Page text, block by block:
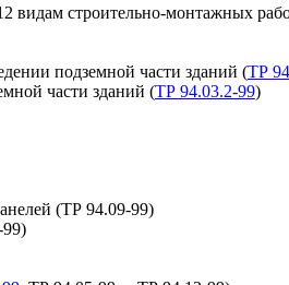
видам строительно-монтажных
подземной части зданий (ТР
части зданий (ТР 94.03.2-99)
(ТР 94.09-99)